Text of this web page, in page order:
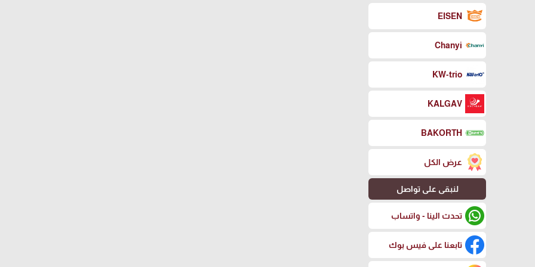
EISEN
Chanyi
KW-trio
KALGAV
BAKORTH
عرض الكل
لنبقى على تواصل
تحدث الينا - واتساب
تابعنا على فيس بوك